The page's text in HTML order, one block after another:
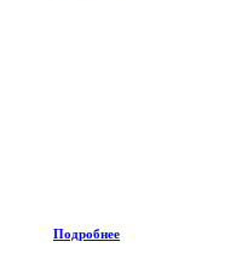
Подробнее